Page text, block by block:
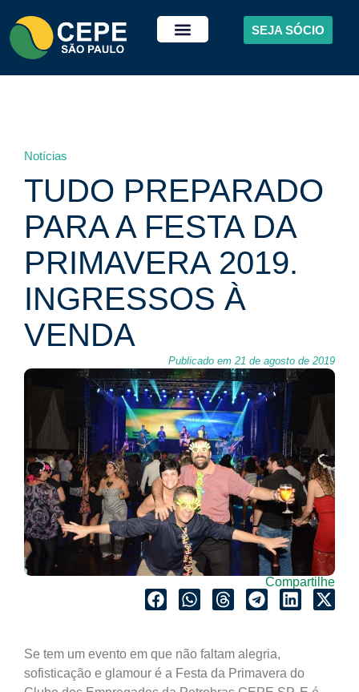
SEJA SÓCIO
Notícias
TUDO PREPARADO
PARA A FESTA DA
PRIMAVERA 2019.
INGRESSOS À
VENDA
Publicado em 21 de agosto de 2019
Compartilhe
Se tem um evento em que não faltam alegria,
sofisticação e glamour é a Festa da Primavera do